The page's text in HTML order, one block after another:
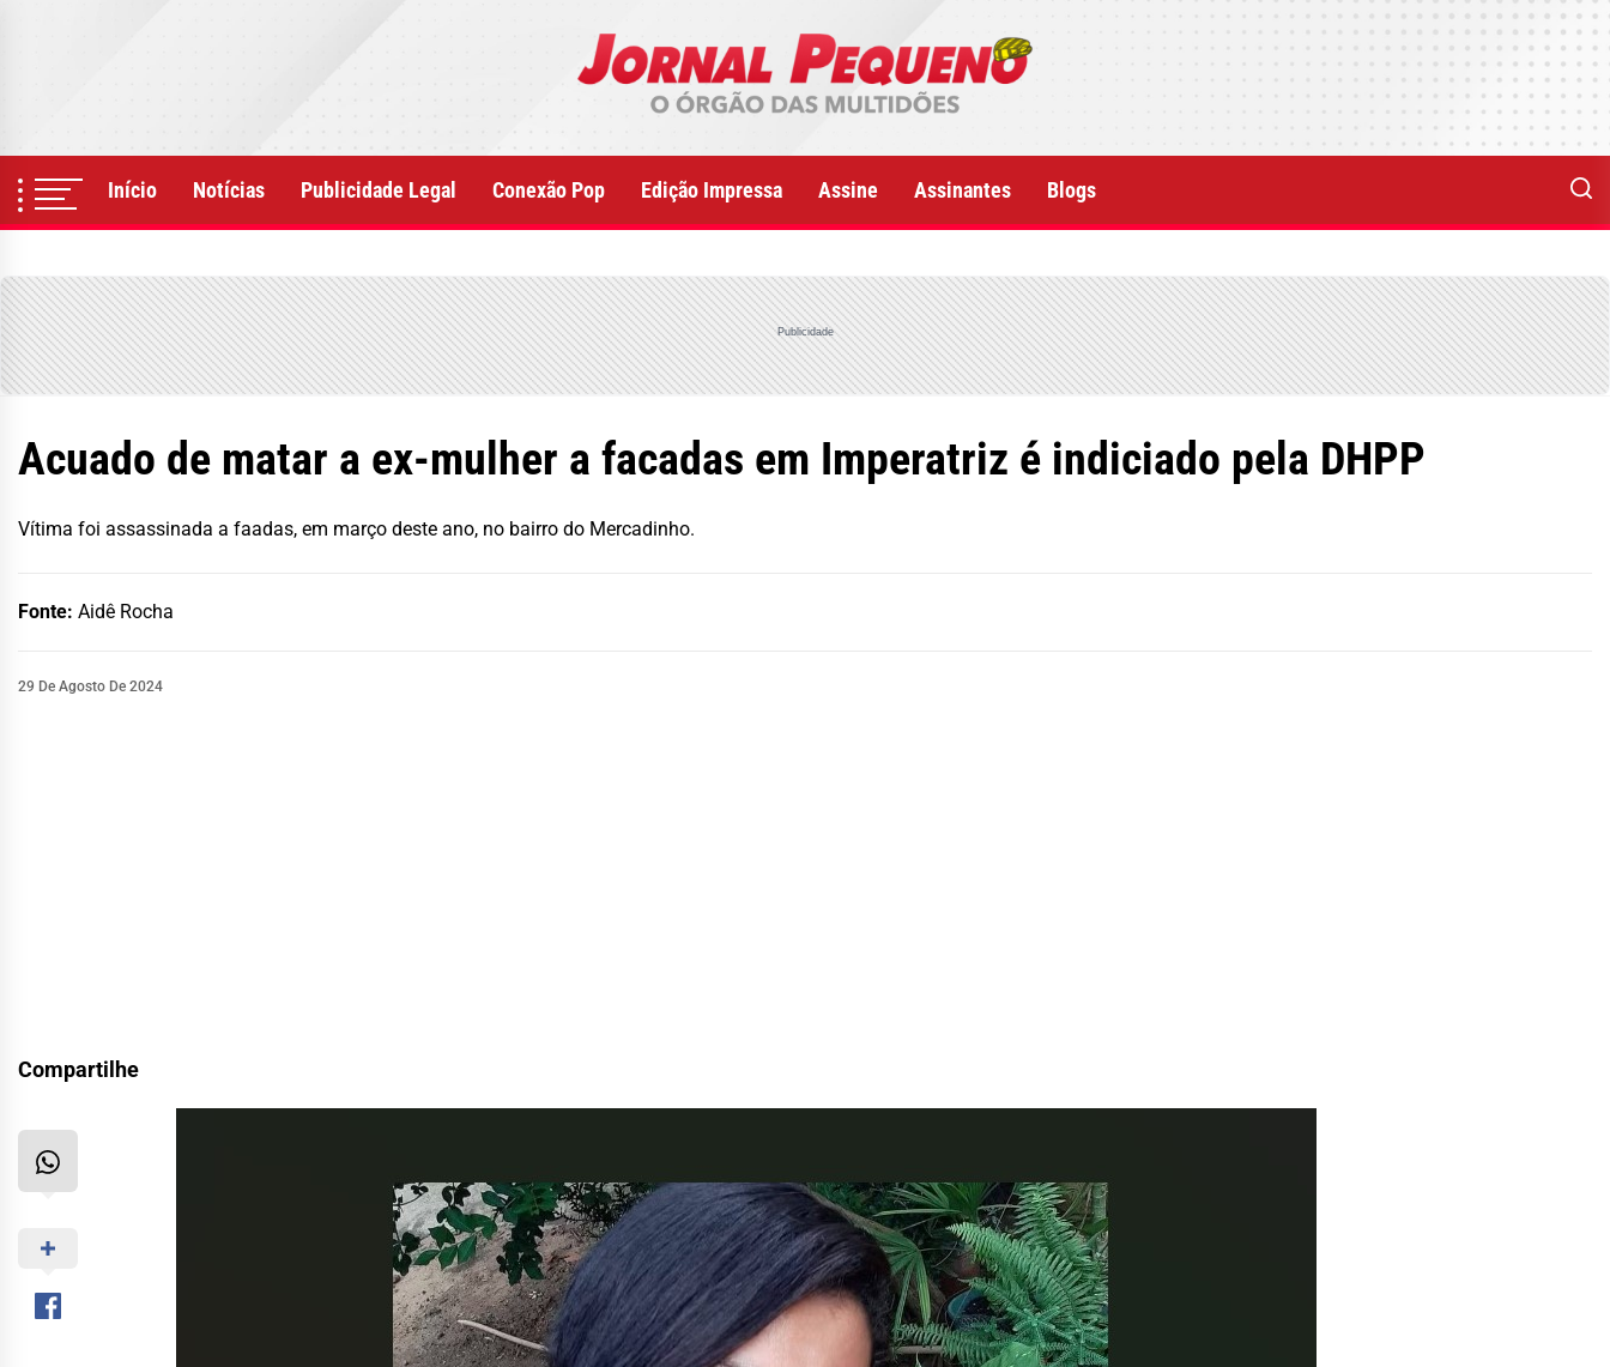
Início Notícias Publicidade Legal Conexão Pop Edição Impressa Assine Assinantes Blogs
Publicidade
Acuado de matar a ex-mulher a facadas em Imperatriz é indiciado pela DHPP
Vítima foi assassinada a faadas, em março deste ano, no bairro do Mercadinho.
Fonte: Aidê Rocha
29 De Agosto De 2024
Compartilhe